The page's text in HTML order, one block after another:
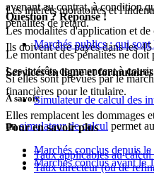
Les intérêts moratoires et
pénalités de retard.
Ils doivent être payés dans les
Les intérêts commencent à
À savoir
unsimulateur de calcul permet
Marchés conclus depuis
Marchés conclus avant le
avenantau contrat, à condition
Les modalités d'application et de
Le montant des pénalités ne doit
Si elles sont prévues par le
financières pour le titulaire.
Elles remplacent les dommages
Question ? Réponse !
Marchés publics : qui sont
Services en ligne et formulaires
Simulateur de calcul des
Pour en savoir plus
Taux applicables au calcul
Taux directeur (ou de